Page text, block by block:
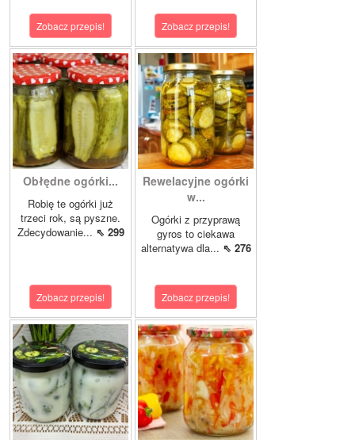
Zobacz przepis! Zobacz przepis!
Obłędne ogórki...
Robię te ogórki już
trzeci rok, są pyszne.
Zdecydowanie... ⇖ 299
Zobacz przepis!
Rewelacyjne ogórki
w...
Ogórki z przyprawą
gyros to ciekawa
alternatywa dla... ⇖ 276
Zobacz przepis!